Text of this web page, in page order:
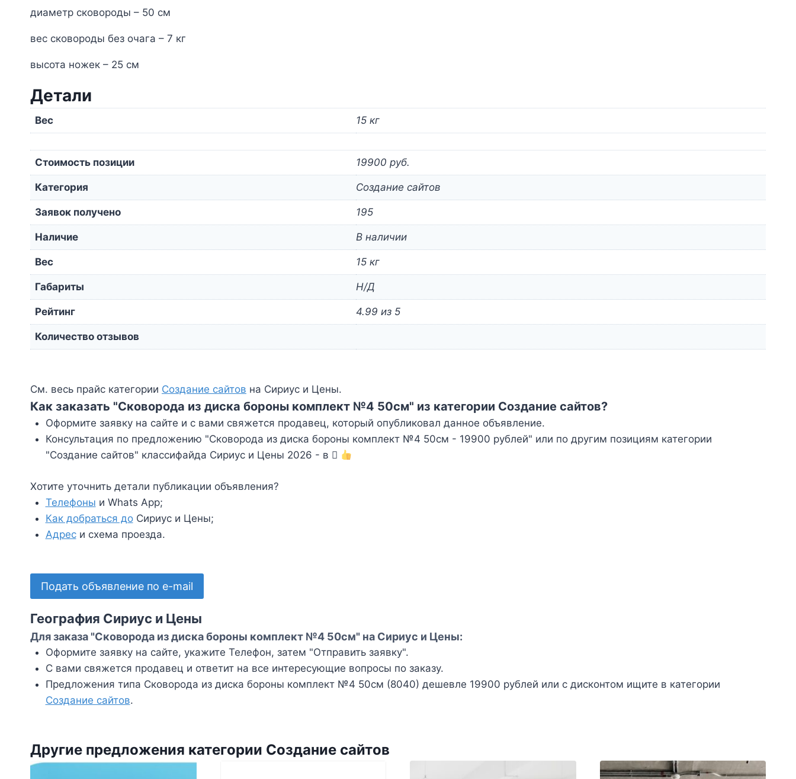
диаметр сковороды – 50 см
вес сковороды без очага – 7 кг
высота ножек – 25 см
Детали
Вес 15 кг
Стоимость позиции 19900 руб.
Категория Создание сайтов
Заявок получено 195
Наличие В наличии
Вес 15 кг
Габариты Н/Д
Рейтинг 4.99 из 5
Количество отзывов
См. весь прайс категории Создание сайтов на Сириус и Цены.
Как заказать "Сковорода из диска бороны комплект №4 50см" из категории Создание сайтов?
Оформите заявку на сайте и с вами свяжется продавец, который опубликовал данное объявление.
Консультация по предложению "Сковорода из диска бороны комплект №4 50см - 19900 рублей" или по другим позициям категории
"Создание сайтов" классифайда Сириус и Цены 2026 - в
Хотите уточнить детали публикации объявления?
Телефоны и Whats App;
Как добраться доСириус и Цены;
Адреси схема проезда.
Подать объявление по e-mail
География Сириус и Цены
Для заказа "Сковорода из диска бороны комплект №4 50см" на Сириус и Цены:
Оформите заявку на сайте, укажите Телефон, затем "Отправить заявку".
С вами свяжется продавец и ответит на все интересующие вопросы по заказу.
Предложения типа Сковорода из диска бороны комплект №4 50см (8040) дешевле 19900 рублей или с дисконтом ищите в категории
Создание сайтов.
Другие предложения категории Создание сайтов